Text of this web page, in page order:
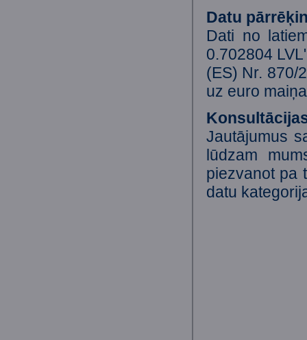
Datu
Dati no
0.702804
(ES) Nr. 870/
uz euro
Jautājumus
lūdzam
piezvanot pa
datu